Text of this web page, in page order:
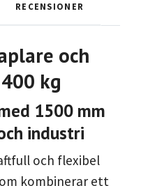
RECENSIONER
och
kg
1500 mm
industri
och flexibel
kombinerar ett